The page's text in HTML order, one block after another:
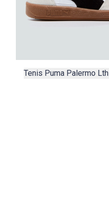
Tenis Puma Palermo Lth